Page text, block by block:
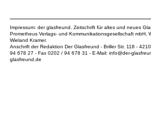
Impressum: der glasfreund. Zeitschrift für altes und neues
Prometheus Verlags- und Kommunikationsgesellschaft mbH ,
Wieland Kramer.
Anschrift der Redaktion Der Glasfreund - Briller Str. 118 -
94 678 27 - Fax 0202 / 94 678 31 - E-Mail: info@der-
glasfreund.de